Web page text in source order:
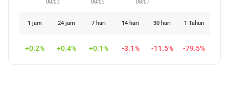
08/03 08/05 08/07
1 jam 24 jam 7 hari 14 hari 30 hari 1 Tahun
+0.2% +0.4% +0.1% -3.1% -11.5% -79.5%